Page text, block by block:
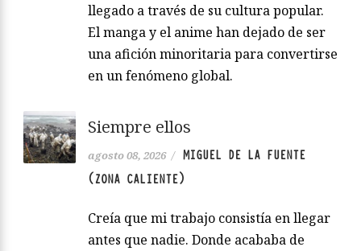
llegado a través de su cultura popular.
El manga y el anime han dejado de ser
una afición minoritaria para convertirse
en un fenómeno global.
Siempre ellos
agosto 08, 2026 / MIGUEL DE LA FUENTE
(ZONA CALIENTE)
Creía que mi trabajo consistía en llegar
antes que nadie. Donde acababa de